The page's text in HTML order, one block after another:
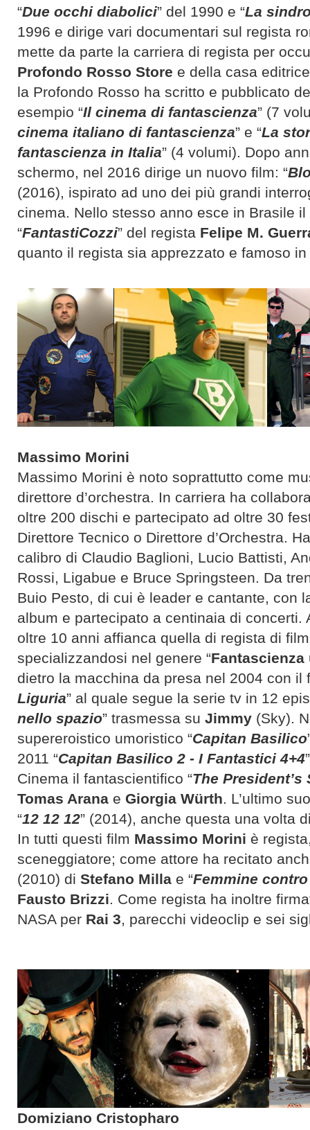
“Due occhi diabolici” del 1990 e “La
1996 e dirige vari documentari sul regista
mette da parte la carriera di regista per
Profondo Rosso Store e della casa
la Profondo Rosso ha scritto e pubblicato
esempio “Il cinema di fantascienza” (7
cinema italiano di fantascienza” e “La
fantascienza in Italia” (4 volumi). Dopo
schermo, nel 2016 dirige un nuovo film: “
(2016), ispirato ad uno dei più grandi
cinema. Nello stesso anno esce in Brasile
“FantastiCozzi” del regista Felipe M.
quanto il regista sia apprezzato e famoso
Massimo Morini
Massimo Morini è noto soprattutto come
direttore d’orchestra. In carriera ha
oltre 200 dischi e partecipato ad oltre 30
Direttore Tecnico o Direttore d’Orchestra.
calibro di Claudio Baglioni, Lucio Battisti,
Rossi, Ligabue e Bruce Springsteen. Da
Buio Pesto, di cui è leader e cantante, con
album e partecipato a centinaia di concerti.
oltre 10 anni affianca quella di regista di
specializzandosi nel genere “
dietro la macchina da presa nel 2004 con il
Liguria” al quale segue la serie tv in 12
nello spazio” trasmessa su Jimmy (Sky).
supereroistico umoristico “Capitan Basilico
2011 “Capitan Basilico 2 - I Fantastici 4+4
Cinema il fantascientifico “The President’s
Tomas Arana e Giorgia Würth. L’ultimo
“12 12 12” (2014), anche questa una volta
In tutti questi film Massimo Morini è
sceneggiatore; come attore ha recitato
(2010) di Stefano Milla e “Femmine
Fausto Brizzi. Come regista ha inoltre
NASA per Rai 3, parecchi videoclip e sei
Domiziano Cristopharo